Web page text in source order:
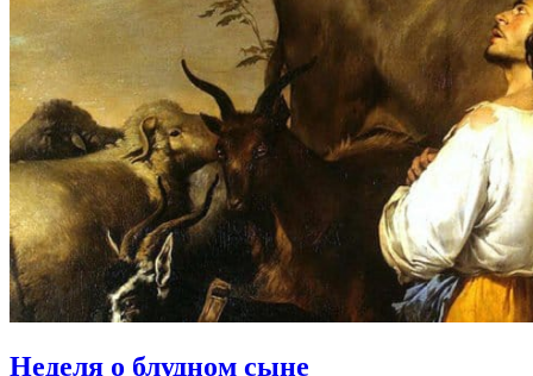
Неделя о блудном сыне